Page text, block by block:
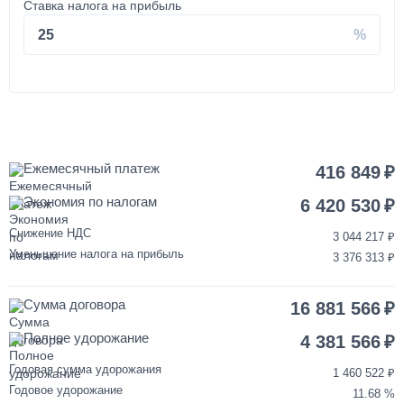
Установка запасного колеса на КАМАЗ
120 000
от 3 до 5 дней
от 2 до 3 дней
Ставка налога на прибыль
25
Ежемесячный платеж 416 849
Экономия по налогам 6 420 530
Снижение НДС
3 044 217
Уменьшение налога на прибыль
3 376 313
Сумма договора 16 881 566
Полное удорожание 4 381 566
Годовая сумма удорожания
1 460 522
Годовое удорожание
11.68